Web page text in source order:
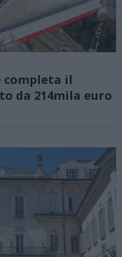
completa il
da 214mila euro